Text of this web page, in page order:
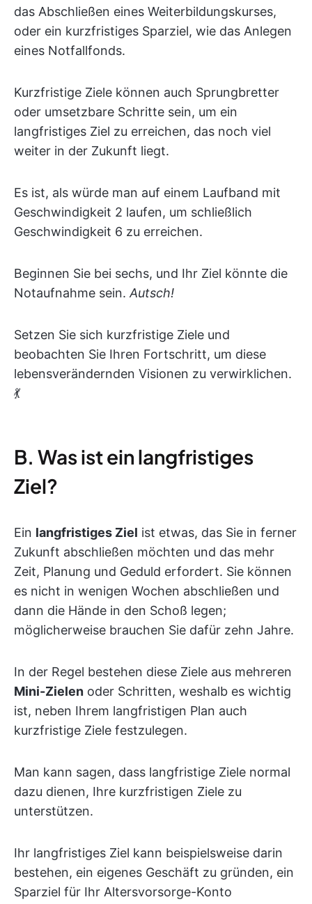
das Abschließen eines Weiterbildungskurses,
oder ein kurzfristiges Sparziel, wie das Anlegen
eines Notfallfonds.
Kurzfristige Ziele können auch Sprungbretter
oder umsetzbare Schritte sein, um ein
langfristiges Ziel zu erreichen, das noch viel
weiter in der Zukunft liegt.
Es ist, als würde man auf einem Laufband mit
Geschwindigkeit 2 laufen, um schließlich
Geschwindigkeit 6 zu erreichen.
Beginnen Sie bei sechs, und Ihr Ziel könnte die
Notaufnahme sein. Autsch!
Setzen Sie sich kurzfristige Ziele und
beobachten Sie Ihren Fortschritt, um diese
lebensverändernden Visionen zu verwirklichen.
💃
B. Was ist ein langfristiges
Ziel?
Ein langfristiges Ziel ist etwas, das Sie in ferner
Zukunft abschließen möchten und das mehr
Zeit, Planung und Geduld erfordert. Sie können
es nicht in wenigen Wochen abschließen und
dann die Hände in den Schoß legen;
möglicherweise brauchen Sie dafür zehn Jahre.
In der Regel bestehen diese Ziele aus mehreren
Mini-Zielen oder Schritten, weshalb es wichtig
ist, neben Ihrem langfristigen Plan auch
kurzfristige Ziele festzulegen.
Man kann sagen, dass langfristige Ziele normal
dazu dienen, Ihre kurzfristigen Ziele zu
unterstützen.
Ihr langfristiges Ziel kann beispielsweise darin
bestehen, ein eigenes Geschäft zu gründen, ein
Sparziel für Ihr Altersvorsorge-Konto